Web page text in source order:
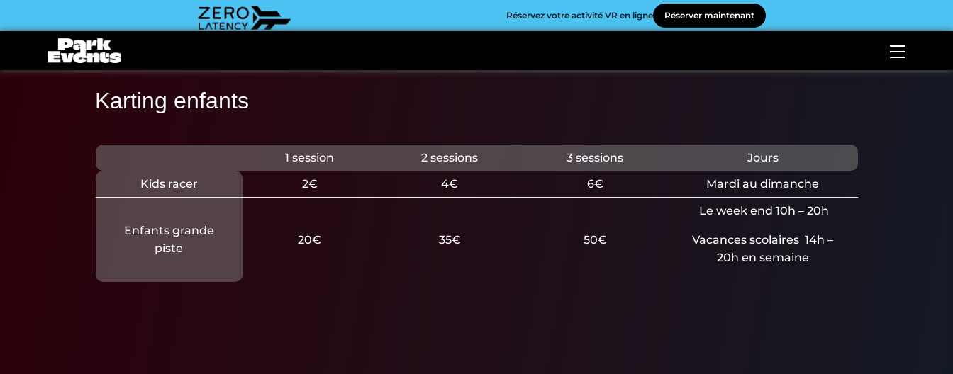
Réservez votre activité VR en ligne Réserver maintenant
Karting enfants
1 session 2 sessions 3 sessions
Jours
Kids racer
2€ 4€ 6€ Mardi au dimanche
Enfants grande
piste
20€ 35€ 50€
Le week end 10h – 20h
Vacances scolaires 14h –
20h en semaine